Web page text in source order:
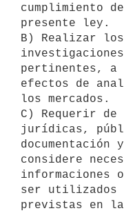
cumplimiento
presente ley.
B) Realizar
pertinentes, a
efectos de
los mercados.
C) Requerir
jurídicas,
documentación
considere
informaciones
ser utilizados
previstas en